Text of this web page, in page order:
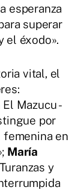
esperanza
superar
el éxodo».
vital, el
Mazucu -
por
femenina en
María
y